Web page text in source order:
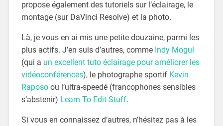
propose également des tutoriels sur l’éclairage, le
montage (sur DaVinci Resolve) et la photo.
Là, je vous en ai mis une petite douzaine, parmi les
plus actifs. J’en suis d’autres, comme Indy Mogul
(qui a un excellent tuto éclairage pour améliorer les
vidéoconférences), le photographe sportif Kevin
Raposoou l’ultra-speedé (francophones sensibles
s’abstenir) Learn To Edit Stuff.
Si vous en connaissez d’autres, n’hésitez pas à les